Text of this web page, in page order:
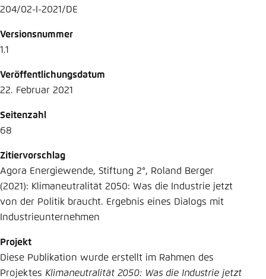
204/02-I-2021/DE
Versionsnummer
1.1
Veröffentlichungsdatum
22. Februar 2021
Seitenzahl
68
Zitiervorschlag
Agora Energiewende, Stiftung 2°, Roland Berger
(2021): Klimaneutralität 2050: Was die Industrie jetzt
von der Politik braucht. Ergebnis eines Dialogs mit
Industrieunternehmen
Projekt
Diese Publikation wurde erstellt im Rahmen des
Projektes Klimaneutralität 2050: Was die Industrie jetzt